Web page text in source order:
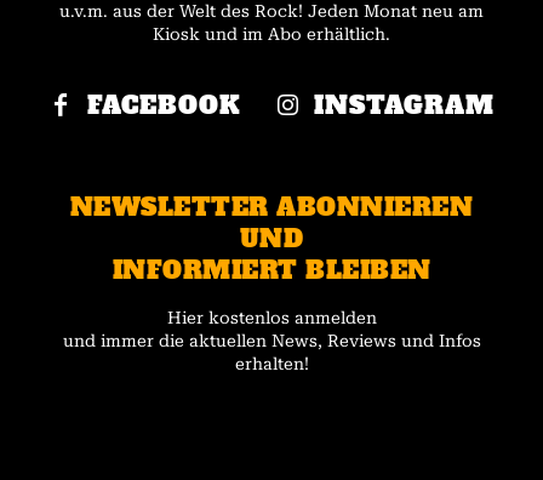
u.v.m. aus der Welt des Rock! Jeden Monat neu am
Kiosk und im Abo erhältlich.
FACEBOOK INSTAGRAM
NEWSLETTER ABONNIEREN
UND
INFORMIERT BLEIBEN
Hier kostenlos anmelden
und immer die aktuellen News, Reviews und Infos
erhalten!